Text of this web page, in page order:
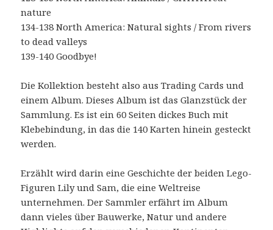
nature
134-138 North America: Natural sights / From rivers
to dead valleys
139-140 Goodbye!
Die Kollektion besteht also aus Trading Cards und
einem Album. Dieses Album ist das Glanzstück der
Sammlung. Es ist ein 60 Seiten dickes Buch mit
Klebebindung, in das die 140 Karten hinein gesteckt
werden.
Erzählt wird darin eine Geschichte der beiden Lego-
Figuren Lily und Sam, die eine Weltreise
unternehmen. Der Sammler erfährt im Album
dann vieles über Bauwerke, Natur und andere